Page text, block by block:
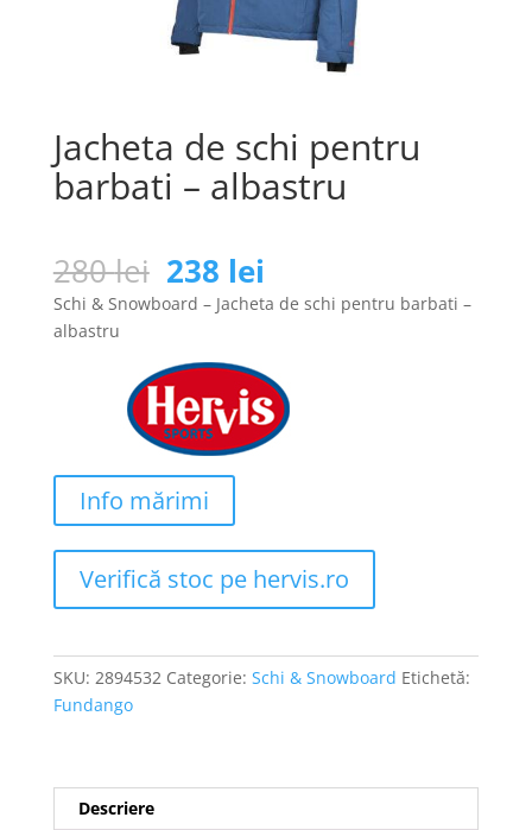
Jacheta de schi pentru
barbati – albastru
280lei Prețul
inițial
a
fost:
280 lei.
238 lei
curent
este:
Schi & Snowboard – Jacheta de schi pentru barbati –
albastru
Info mărimi
Verifică stoc pe hervis.ro
SKU: 2894532 Categorie: Schi & Snowboard Etichetă:
Fundango
Descriere